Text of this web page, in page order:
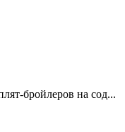
бройлеров на сод...